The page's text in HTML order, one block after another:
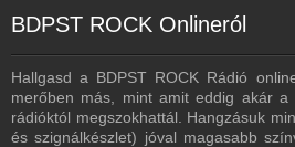
BDPST ROCK Onlineról
Hallgasd a BDPST ROCK Rádió
merőben más, mint amit eddig akár
rádióktól megszokhattál. Hangzásuk
és szignálkészlet) jóval magasabb